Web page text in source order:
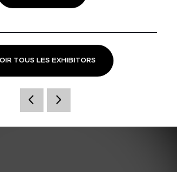
TOUS LES EXHIBITORS